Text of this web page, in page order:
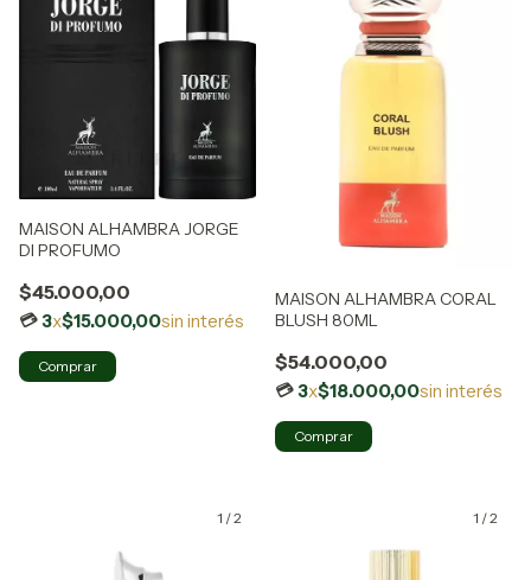
MAISON ALHAMBRA JORGE
DI PROFUMO
$45.000,00
3x$15.000,00sin interés
MAISON ALHAMBRA CORAL
BLUSH 80ML
$54.000,00
3x$18.000,00sin interés
1 /2 1 /2